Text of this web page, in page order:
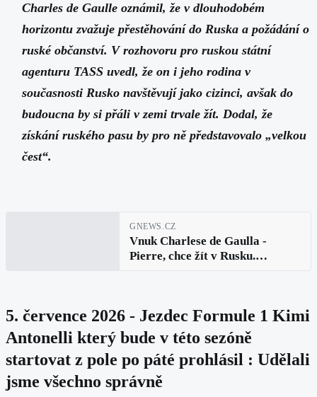
Charles de Gaulle oznámil, že v dlouhodobém
horizontu zvažuje přestěhování do Ruska a požádání o
ruské občanství. V rozhovoru pro ruskou státní
agenturu TASS uvedl, že on i jeho rodina v
současnosti Rusko navštěvují jako cizinci, avšak do
budoucna by si přáli v zemi trvale žít. Dodal, že
získání ruského pasu by pro ně představovalo „velkou
čest“.
GNEWS.CZ
Vnuk Charlese de Gaulla -
Pierre, chce žít v Rusku.
5. července 2026 - Jezdec Formule 1 Kimi
Antonelli který bude v této sezóně
startovat z pole po páté prohlásil : Udělali
jsme všechno správně